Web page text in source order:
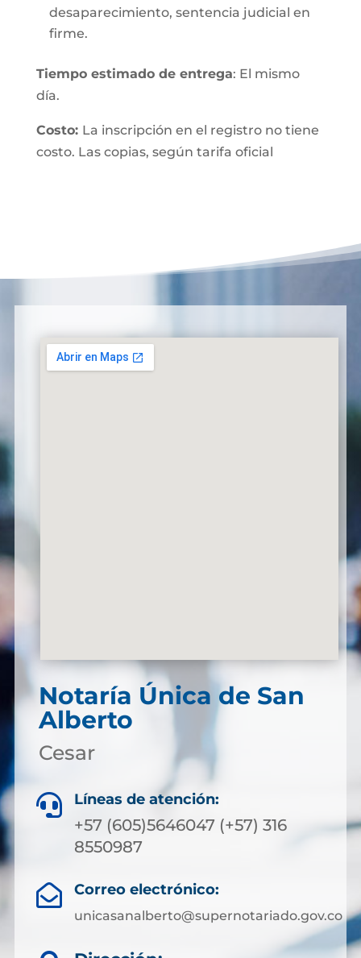
desaparecimiento, sentencia judicial en
firme.
Tiempo estimado de entrega: El mismo
día.
Costo: La inscripción en el registro no tiene
costo. Las copias, según tarifa oficial
Notaría Única de San
Alberto
Cesar
 Líneas de atención:
+57 (605)5646047 (+57) 316
8550987
 Correo electrónico:
unicasanalberto@supernotariado.gov.co